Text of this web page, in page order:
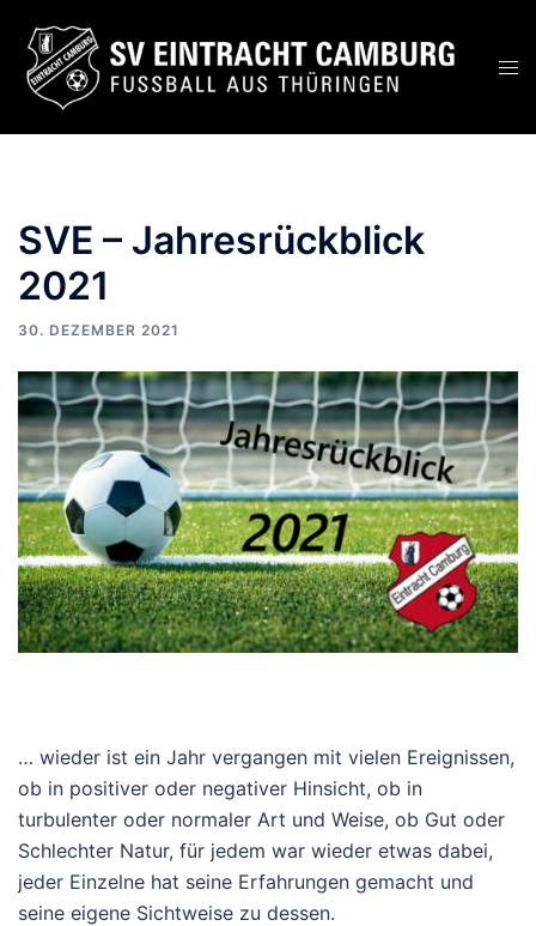
Inhalt
springen
SVE – Jahresrückblick
2021
30. DEZEMBER 2021
… wieder ist ein Jahr vergangen mit vielen Ereignissen,
ob in positiver oder negativer Hinsicht, ob in
turbulenter oder normaler Art und Weise, ob Gut oder
Schlechter Natur, für jedem war wieder etwas dabei,
jeder Einzelne hat seine Erfahrungen gemacht und
seine eigene Sichtweise zu dessen.